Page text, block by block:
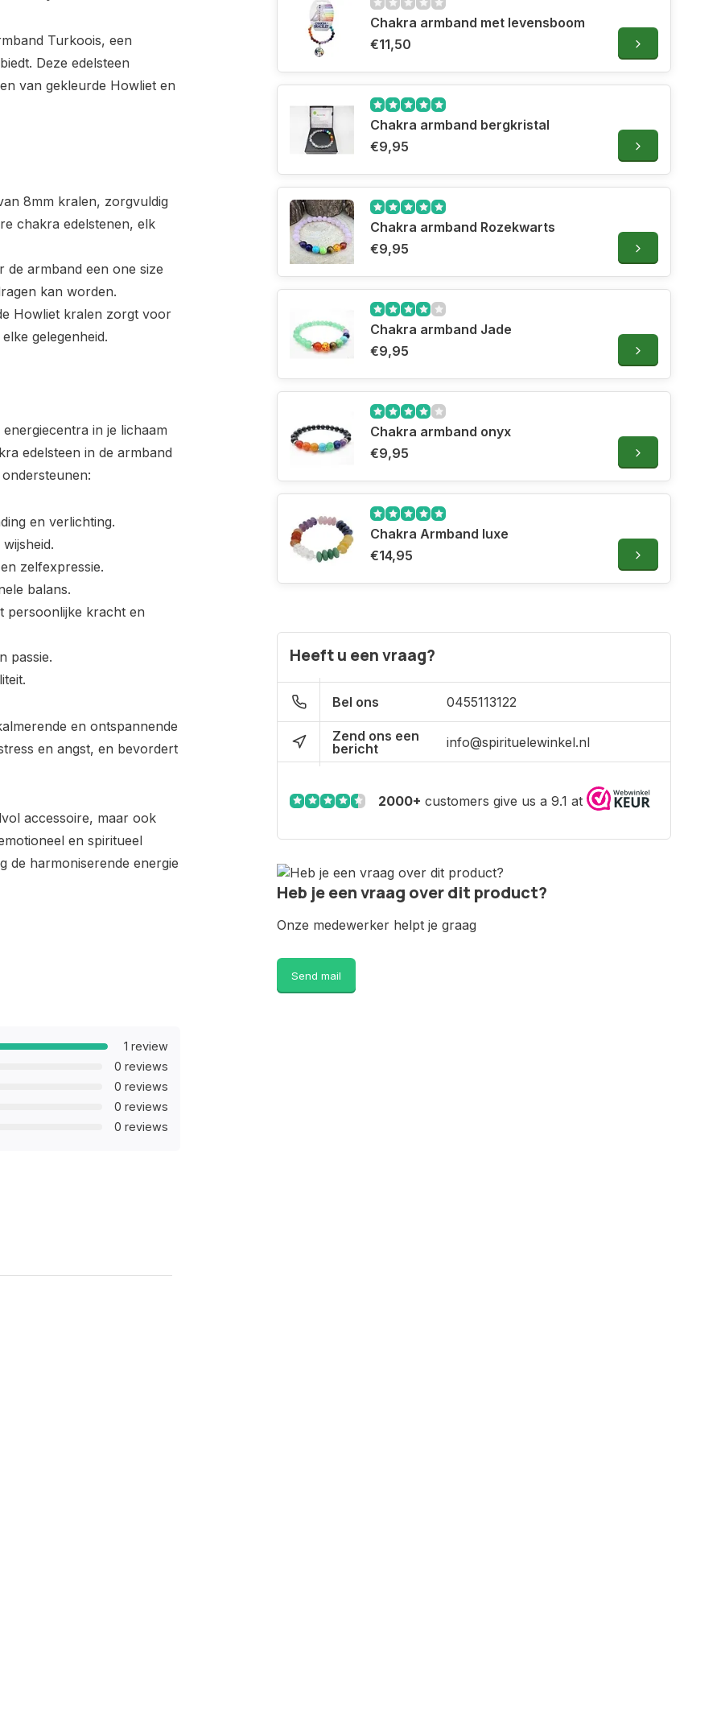
Turkoois, een
Deze edelsteen
van gekleurde Howliet en
8mm kralen, zorgvuldig
chakra edelstenen, elk
armband een one size
kan worden.
Howliet kralen zorgt voor
gelegenheid.
in je lichaam
edelsteen in de armband
en verlichting.
zelfexpressie.
balans.
persoonlijke kracht en
passie.
en ontspannende
en angst, en bevordert
accessoire, maar ook
en spiritueel
de harmoniserende energie
1 review
0 reviews
0 reviews
0 reviews
0 reviews
Chakra armband met levensboom
€11,50
Chakra armband bergkristal
€9,95
Chakra armband Rozekwarts
€9,95
Chakra armband Jade
€9,95
Chakra armband onyx
€9,95
Chakra Armband luxe
€14,95
Heeft u een vraag?
Bel ons 0455113122
Zend ons een
bericht
info@spirituelewinkel.nl
2000+ customers give us a 9.1 at
Heb je een vraag over dit product?
Onze medewerker helpt je graag
Send mail